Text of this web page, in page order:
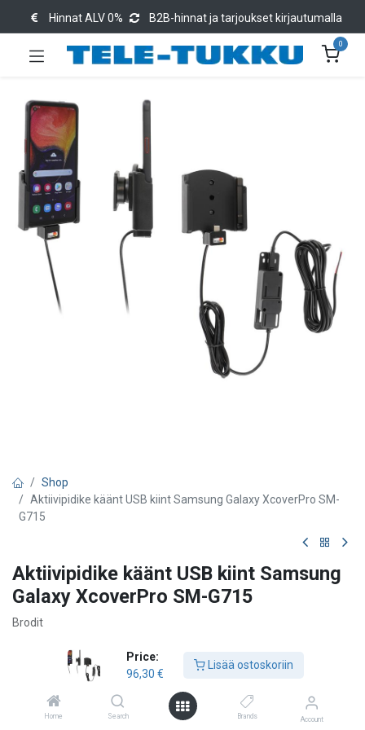
Price:
96,30 €
Lisää ostoskoriin
Home Search Brands Account
Hinnat ALV 0% B2B-hinnat ja tarjoukset kirjautumalla
0
Shop
Aktiivipidike käänt USB kiint Samsung Galaxy XcoverPro SM-
G715
Aktiivipidike käänt USB kiint Samsung
Galaxy XcoverPro SM-G715
Brodit
€
Lisää ostoskoriin